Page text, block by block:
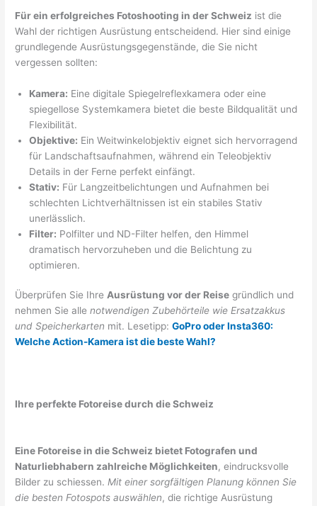
Für ein erfolgreiches Fotoshooting in der Schweiz ist die
Wahl der richtigen Ausrüstung entscheidend. Hier sind einige
grundlegende Ausrüstungsgegenstände, die Sie nicht
vergessen sollten:
Kamera: Eine digitale Spiegelreflexkamera oder eine
spiegellose Systemkamera bietet die beste Bildqualität und
Flexibilität.
Objektive: Ein Weitwinkelobjektiv eignet sich hervorragend
für Landschaftsaufnahmen, während ein Teleobjektiv
Details in der Ferne perfekt einfängt.
Stativ: Für Langzeitbelichtungen und Aufnahmen bei
schlechten Lichtverhältnissen ist ein stabiles Stativ
unerlässlich.
Filter: Polfilter und ND-Filter helfen, den Himmel
dramatisch hervorzuheben und die Belichtung zu
optimieren.
Überprüfen Sie IhreAusrüstung vor der Reise gründlich und
nehmen Sie allenotwendigen Zubehörteile wie Ersatzakkus
und Speicherkarten mit. Lesetipp:GoPro oder Insta360:
Welche Action-Kamera ist die beste Wahl?
Ihre perfekte Fotoreise durch die Schweiz
Eine Fotoreise in die Schweiz bietet Fotografen und
Naturliebhabern zahlreiche Möglichkeiten, eindrucksvolle
Bilder zu schiessen. Mit einer sorgfältigen Planung können Sie
die besten Fotospots auswählen, die richtige Ausrüstung